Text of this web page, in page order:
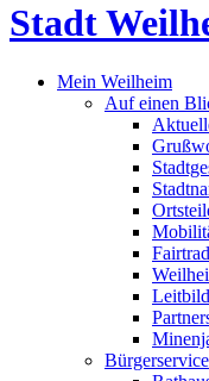
Stadt
Mein Weilheim
Auf einen
Bürgerservice